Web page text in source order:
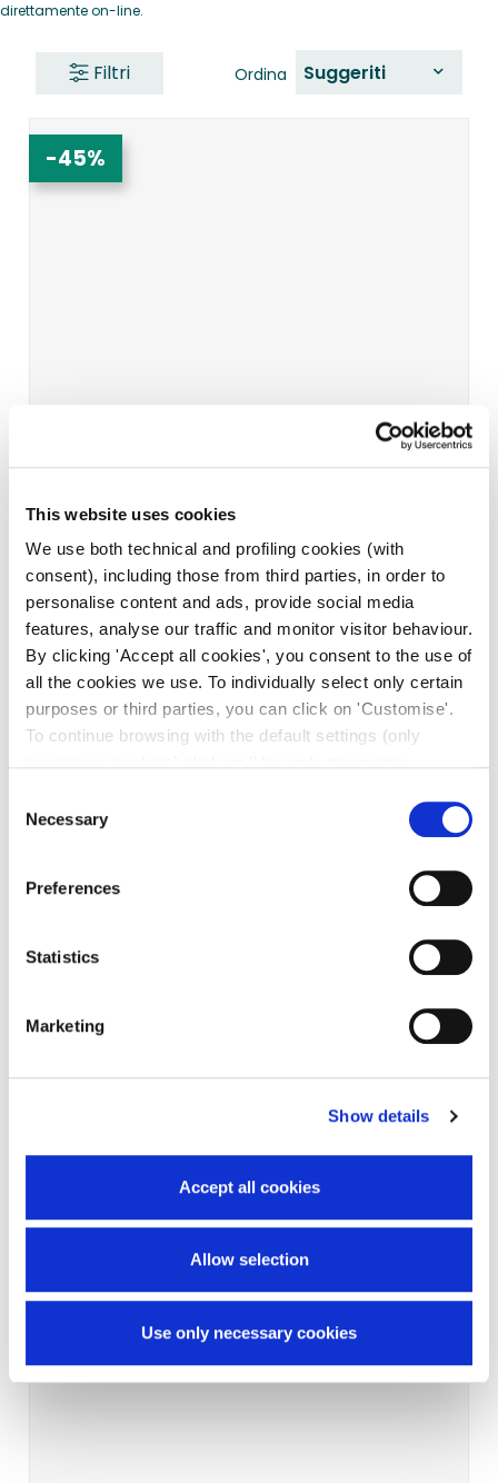
This website uses cookies
We use both technical and profiling cookies (with
consent), including those from third parties, in order to
personalise content and ads, provide social media
features, analyse our traffic and monitor visitor behaviour.
By clicking 'Accept all cookies', you consent to the use of
all the cookies we use. To individually select only certain
purposes or third parties, you can click on 'Customise'.
To continue browsing with the default settings (only
Policy. The cookie settings can be updated at any time
Selection
Necessary
Preferences
Statistics
Marketing
Show details
Accept all cookies
Allow selection
Use only necessary cookies
direttamente on-line.
Ordina Suggeriti
Filtri
-45%